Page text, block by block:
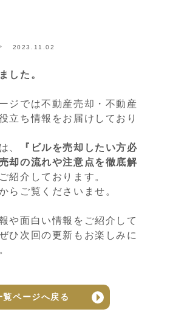
2023.11.02
した。
ジでは不動産売却・不動産
立ち情報をお届けしており
、
『ビルを売却したい方必
却の流れや注意点を徹底解
紹介しております。
らご覧くださいませ。
や面白い情報をご紹介して
ひ次回の更新もお楽しみに
覧ページへ戻る